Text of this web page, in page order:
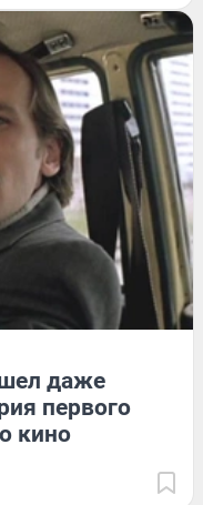
даже
первого
кино